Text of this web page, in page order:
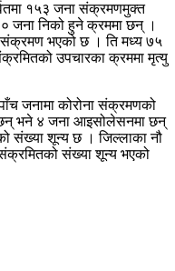
१५३ जना संक्रमणमुक्त
जना निको हुने क्रममा छन् ।
संक्रमण भएको छ । ति मध्य ७५
उपचारका क्रममा मृत्यु
जनामा कोरोना संक्रमणको
भने ४ जना आइसोलेसनमा छन्
संख्या शून्य छ । जिल्लाका नौ
संख्या शून्य भएको